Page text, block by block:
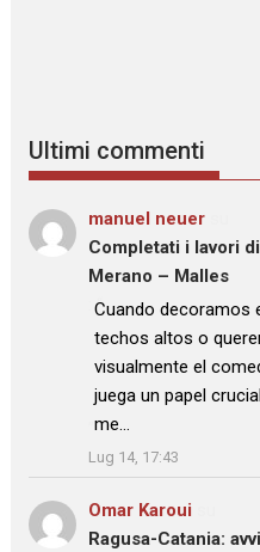
Ultimi commenti
manuel neuer
Completati i lavori
Merano – Malles
: “
Cuando decoramos
techos altos o
visualmente el
juega un papel
me…
”
Lug 14, 17:43
Omar Karoui
Ragusa-Catania: